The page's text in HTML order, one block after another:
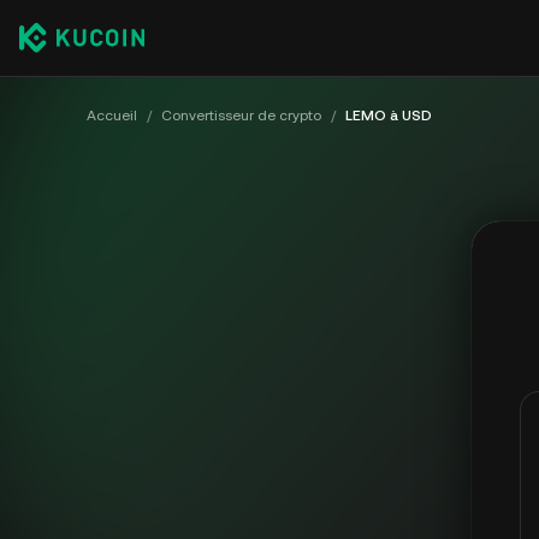
Accueil / Convertisseur de crypto / LEMO à USD